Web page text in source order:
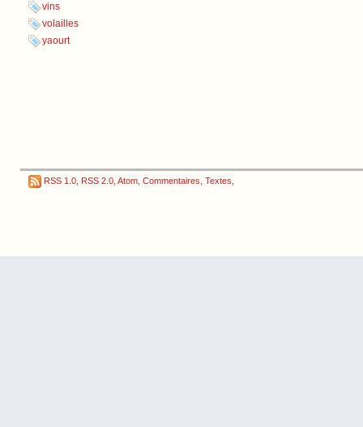
vins
volailles
yaourt
RSS 1.0 RSS 2.0 Atom Commentaires Textes